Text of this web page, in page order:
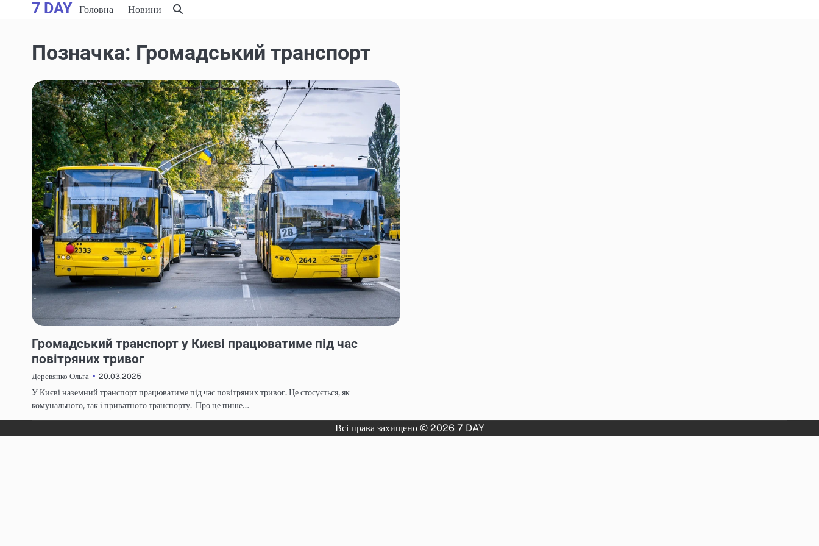
to
7 DAY Головна Новини
Позначка: Громадський транспорт
Громадський транспорт у Києві працюватиме під час
повітряних тривог
Деревянко Ольга 20.03.2025
У Києві наземний транспорт працюватиме під час повітряних тривог. Це стосується, як
комунального, так і приватного транспорту. Про це пише…
Всі права захищено © 2026 7 DAY